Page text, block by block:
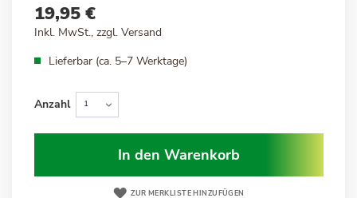
19,95 €
Inkl. MwSt., zzgl. Versand
Lieferbar (ca. 5–7 Werktage)
Anzahl
In den Warenkorb
ZUR MERKLISTE HINZUFÜGEN